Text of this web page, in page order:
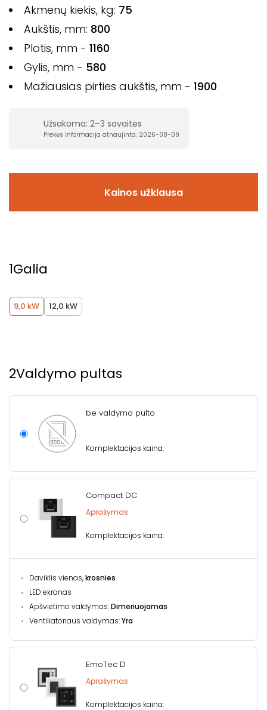
Akmenų kiekis, kg: 75
Aukštis, mm: 800
Plotis, mm - 1160
Gylis, mm - 580
Mažiausias pirties aukštis, mm - 1900
Užsakoma: 2–3 savaitės
Prekės informacija atnaujinta: 2026-08-09
Kainos užklausa
1Galia
9,0 kW 12,0 kW
2Valdymo pultas
be valdymo pulto
Komplektacijos kaina:
Compact DC
Aprašymas
Komplektacijos kaina:
Daviklis vienas,krosnies
LED ekranas
Apšvietimo valdymas:Dimeriuojamas
Ventiliatoriaus valdymas:Yra
EmoTec D
Aprašymas
Komplektacijos kaina: